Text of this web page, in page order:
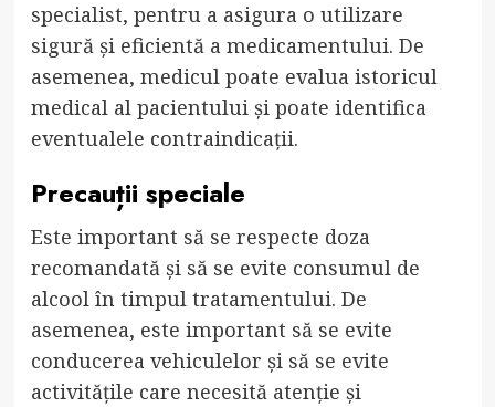
specialist, pentru a asigura o utilizare
sigură și eficientă a medicamentului. De
asemenea, medicul poate evalua istoricul
medical al pacientului și poate identifica
eventualele contraindicații.
Precauții speciale
Este important să se respecte doza
recomandată și să se evite consumul de
alcool în timpul tratamentului. De
asemenea, este important să se evite
conducerea vehiculelor și să se evite
activitățile care necesită atenție și